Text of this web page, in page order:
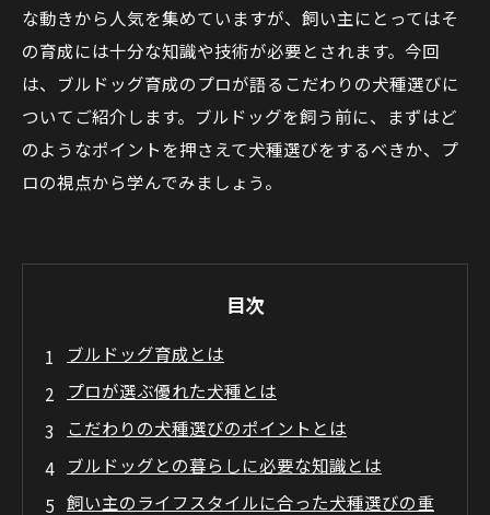
な動きから人気を集めていますが、飼い主にとってはそ
の育成には十分な知識や技術が必要とされます。今回
は、ブルドッグ育成のプロが語るこだわりの犬種選びに
ついてご紹介します。ブルドッグを飼う前に、まずはど
のようなポイントを押さえて犬種選びをするべきか、プ
ロの視点から学んでみましょう。
目次
ブルドッグ育成とは
プロが選ぶ優れた犬種とは
こだわりの犬種選びのポイントとは
ブルドッグとの暮らしに必要な知識とは
飼い主のライフスタイルに合った犬種選びの重